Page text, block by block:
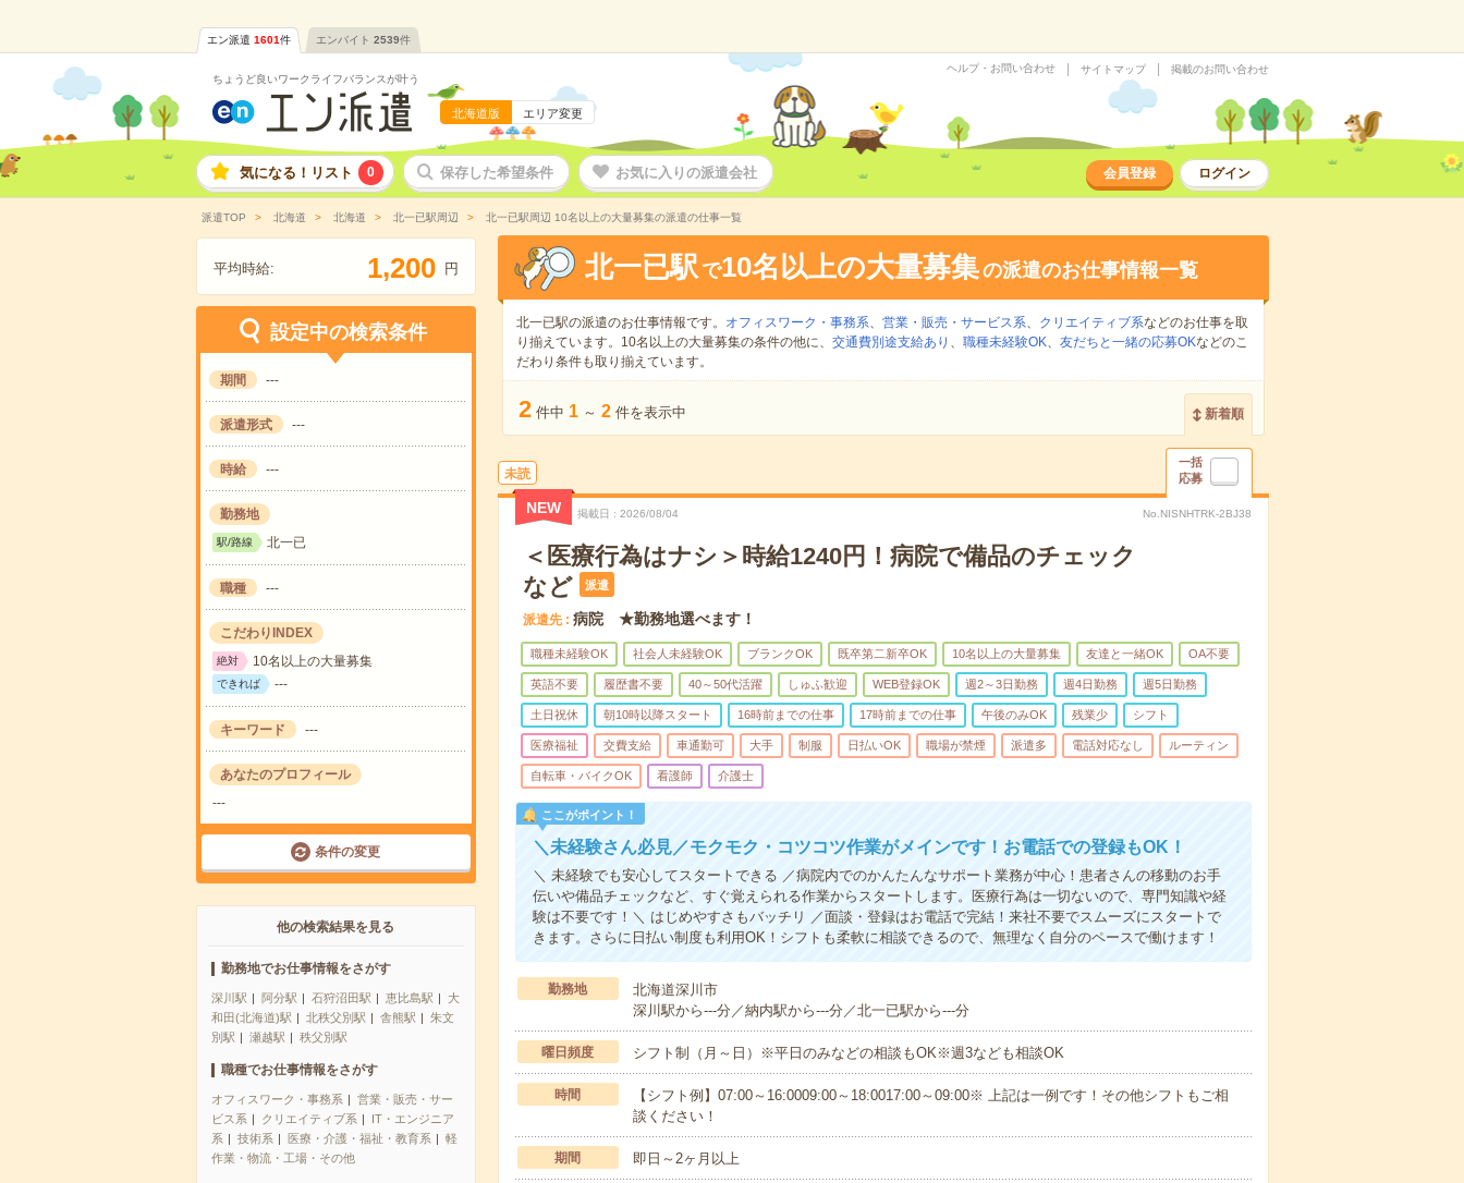
エン派遣 1601件 エンバイト 2539件
ちょうど良いワークライフバランスが叶う
北海道版 エリア変更
ヘルプ・お問い合わせ サイトマップ 掲載のお問い合わせ
気になる！リスト 0 保存した希望条件 お気に入りの派遣会社 会員登録 ログイン
派遣TOP 北海道 北海道 北一已駅周辺 北一已駅周辺 10名以上の大量募集の派遣の仕事一覧
平均時給: 1,200 円
設定中の検索条件
期間 ---
派遣形式 ---
時給 ---
勤務地
駅/路線 北一已
職種 ---
こだわりINDEX
絶対 10名以上の大量募集
できれば ---
キーワード ---
あなたのプロフィール
---
条件の変更
他の検索結果を見る
勤務地でお仕事情報をさがす
深川駅 阿分駅 石狩沼田駅 恵比島駅
大
和田(北海道)駅
北秩父別駅 舎熊駅
朱文
別駅
瀬越駅 秩父別駅
職種でお仕事情報をさがす
オフィスワーク・事務系
営業・販売・サー
ビス系
クリエイティブ系
IT・エンジニア
系
技術系 医療・介護・福祉・教育系
軽
作業・物流・工場・その他
北一已駅 で10名以上の大量募集の派遣のお仕事情報一覧
北一已駅の派遣のお仕事情報です。 オフィスワーク・事務系、 営業・販売・サービス系、 クリエイティブ系などのお仕事を取
り揃えています。10名以上の大量募集の条件の他に、 交通費別途支給あり 、 職種未経験OK、 友だちと一緒の応募OKなどのこ
だわり条件も取り揃えています。
2 件中 1 ～ 2 件を表示中 新着順
未読
一括
応募
NEW 掲載日 2026/08/04 No.NISNHTRK-2BJ38
＜医療行為はナシ＞時給1240円！病院で備品のチェック
など
派遣
派遣先 病院 ★勤務地選べます！
職種未経験OK 社会人未経験OK ブランクOK 既卒第二新卒OK 10名以上の大量募集 友達と一緒OK OA不要
英語不要 履歴書不要 40～50代活躍 しゅふ歓迎 WEB登録OK 週2～3日勤務 週4日勤務 週5日勤務
土日祝休 朝10時以降スタート 16時前までの仕事 17時前までの仕事 午後のみOK 残業少 シフト
医療福祉 交費支給 車通勤可 大手 制服 日払いOK 職場が禁煙 派遣多 電話対応なし ルーティン
自転車・バイクOK 看護師 介護士
ここがポイント！
＼未経験さん必見／モクモク・コツコツ作業がメインです！お電話での登録もOK！
＼ 未経験でも安心してスタートできる ／病院内でのかんたんなサポート業務が中心！患者さんの移動のお手
伝いや備品チェックなど、すぐ覚えられる作業からスタートします。医療行為は一切ないので、専門知識や経
験は不要です！＼ はじめやすさもバッチリ ／面談・登録はお電話で完結！来社不要でスムーズにスタートで
きます。さらに日払い制度も利用OK！シフトも柔軟に相談できるので、無理なく自分のペースで働けます！
勤務地
北海道深川市
深川駅から---分／納内駅から---分／北一已駅から---分
曜日頻度 シフト制（月～日）※平日のみなどの相談もOK※週3なども相談OK
時間
【シフト例】07:00～16:0009:00～18:0017:00～09:00※ 上記は一例です！その他シフトもご相
談ください！
期間 即日～2ヶ月以上